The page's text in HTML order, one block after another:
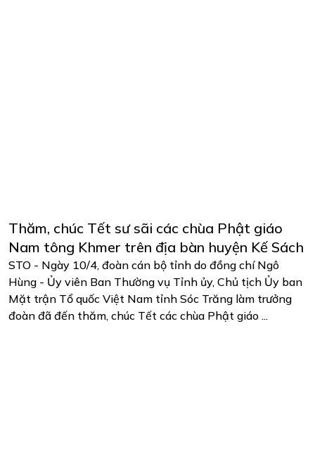
Thăm, chúc Tết sư sãi các chùa Phật giáo
Nam tông Khmer trên địa bàn huyện Kế Sách
STO - Ngày 10/4, đoàn cán bộ tỉnh do đồng chí Ngô
Hùng - Ủy viên Ban Thường vụ Tỉnh ủy, Chủ tịch Ủy ban
Mặt trận Tổ quốc Việt Nam tỉnh Sóc Trăng làm trưởng
đoàn đã đến thăm, chúc Tết các chùa Phật giáo ...